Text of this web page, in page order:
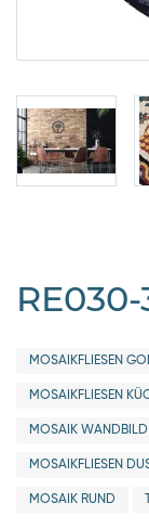
RE030-
MOSAIKFLIESEN
MOSAIKFLIESEN
MOSAIK WANDBILD
MOSAIKFLIESEN
MOSAIK RUND